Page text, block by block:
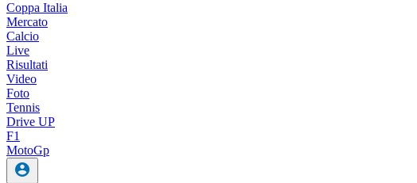
Coppa Italia
Mercato
Calcio
Live
Risultati
Video
Foto
Tennis
Drive UP
F1
MotoGp